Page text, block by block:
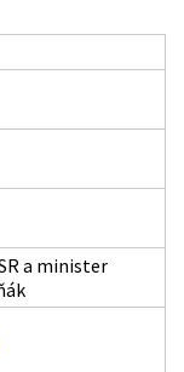
a minister